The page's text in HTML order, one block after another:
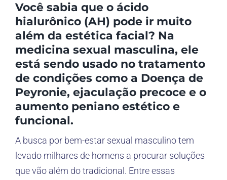
Você sabia que o ácido
hialurônico (AH) pode ir muito
além da estética facial? Na
medicina sexual masculina, ele
está sendo usado no tratamento
de condições como a Doença de
Peyronie, ejaculação precoce e o
aumento peniano estético e
funcional.
A busca por bem-estar sexual masculino tem
levado milhares de homens a procurar soluções
que vão além do tradicional. Entre essas